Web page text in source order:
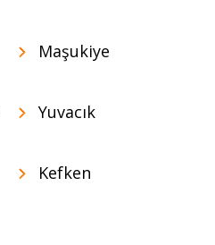
Maşukiye
Yuvacık
Kefken